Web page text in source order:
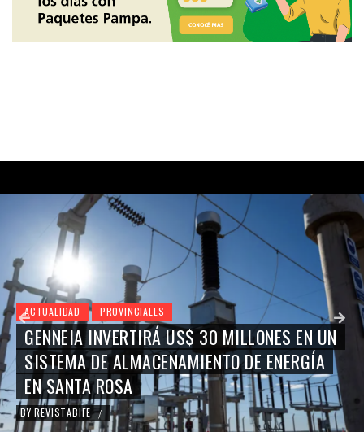
MILLONES EN UN
DE ENERGÍA
ACTUALIDAD PROVINCIALES
UN CIRCUITO RECORRERÁ
PAMPEANOS CON
BY REVISTABIFE /